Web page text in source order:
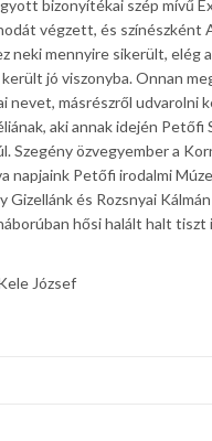
bizonyítékai szép mívű
végzett, és színészként
mennyire sikerült, elég
jó viszonyba. Onnan
másrészről udvarolni
aki annak idején Petőfi
Szegény özvegyember a
napjaink Petőfi irodalmi
Gizellánk és Rozsnyai
hősi halált halt